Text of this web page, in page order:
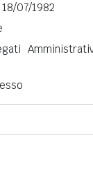
07/1982